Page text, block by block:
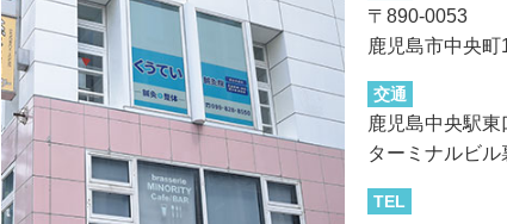
〒890-0053
鹿児島市中央
交通
鹿児島中央駅
ターミナルビ
TEL